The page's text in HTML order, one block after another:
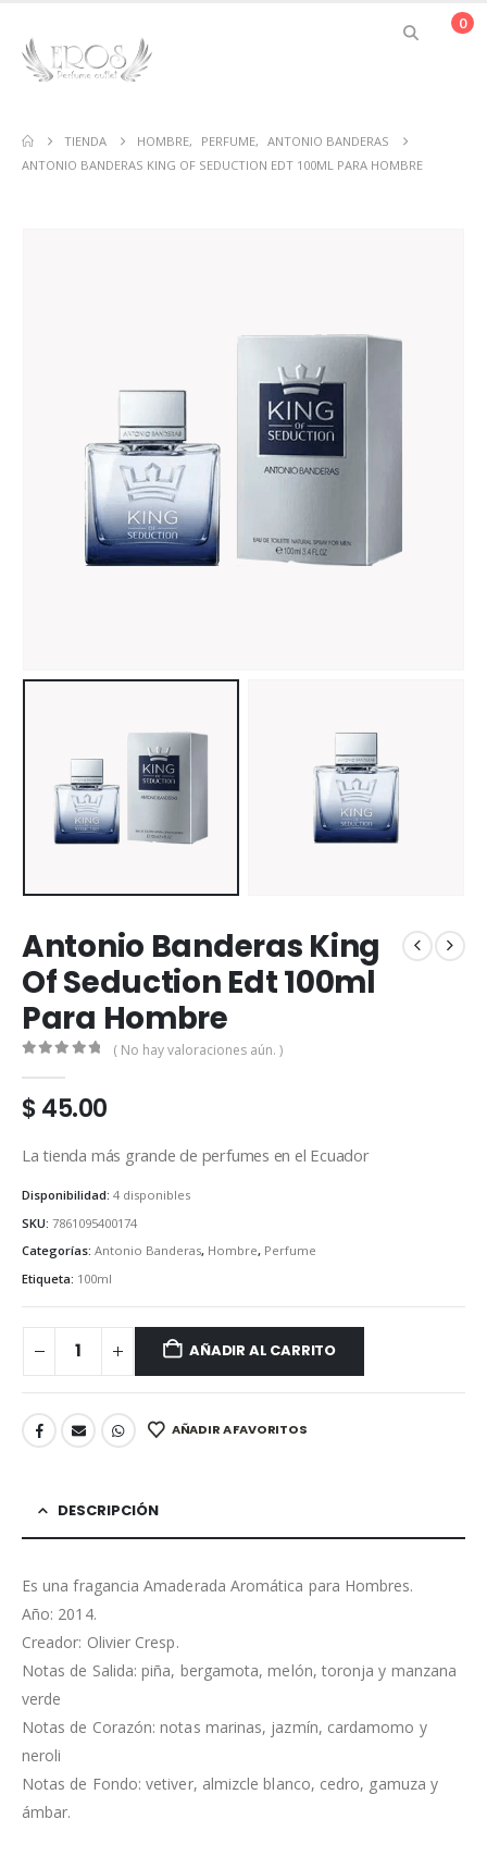
0
TIENDA HOMBRE, PERFUME,
ANTONIO BANDERAS
ANTONIO BANDERAS KING OF SEDUCTION EDT 100ML PARA HOMBRE
Antonio Banderas King
Of Seduction Edt 100ml
Para Hombre
( No hay valoraciones aún. )
$45.00
La tienda más grande de perfumes en el Ecuador
Disponibilidad: 4 disponibles
SKU: 7861095400174
Categorías: Antonio Banderas, Hombre, Perfume
Etiqueta: 100ml
AÑADIR AL CARRITO
AÑADIR A FAVORITOS
DESCRIPCIÓN
Es una fragancia Amaderada Aromática para Hombres.
Año: 2014.
Creador: Olivier Cresp.
Notas de Salida: piña, bergamota, melón, toronja y manzana
verde
Notas de Corazón: notas marinas, jazmín, cardamomo y
neroli
Notas de Fondo: vetiver, almizcle blanco, cedro, gamuza y
ámbar.